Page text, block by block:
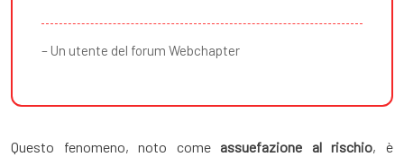
– Un utente del forum Webchapter
Questo fenomeno, noto come assuefazione al rischio, è